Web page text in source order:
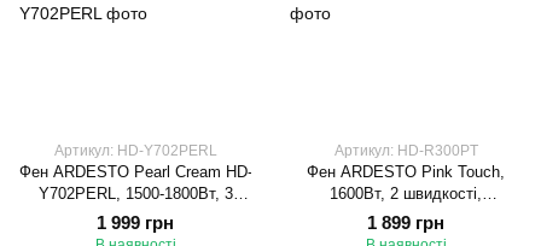
Артикул: HD-Y702PERL
Фен ARDESTO Pearl Cream HD-
Y702PERL, 1500-1800Вт, 3
швидкості, 3 темп.режими,
магнітні насадки,бежевий
1 999 грн
Артикул: HD-R300PT
Фен ARDESTO Pink Touch,
1600Вт, 2 швидкості,
3темп.режими, іонізація,
дифузор, магнітні насадки,
1 899 грн